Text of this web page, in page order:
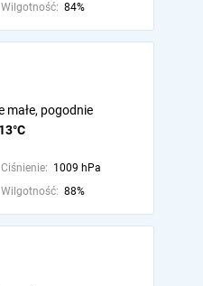
Wilgotność: 84%
13°C
małe, pogodnie
Ciśnienie: 1009 hPa
Wilgotność: 88%